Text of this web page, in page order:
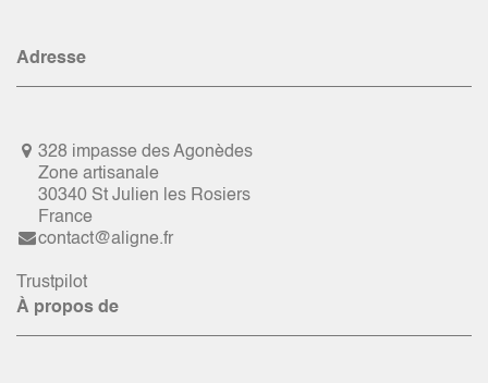
Adresse
328 impasse des Agonèdes
Zone artisanale
30340 St Julien les Rosiers
France
contact@aligne.fr
Trustpilot
À propos de